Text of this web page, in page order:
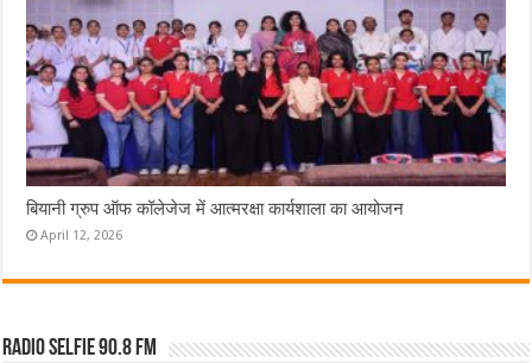
बियानी ग्रुप ऑफ कॉलेजेज में आत्मरक्षा कार्यशाला का आयोजन
April 12, 2026
Radio Selfie 90.8 FM